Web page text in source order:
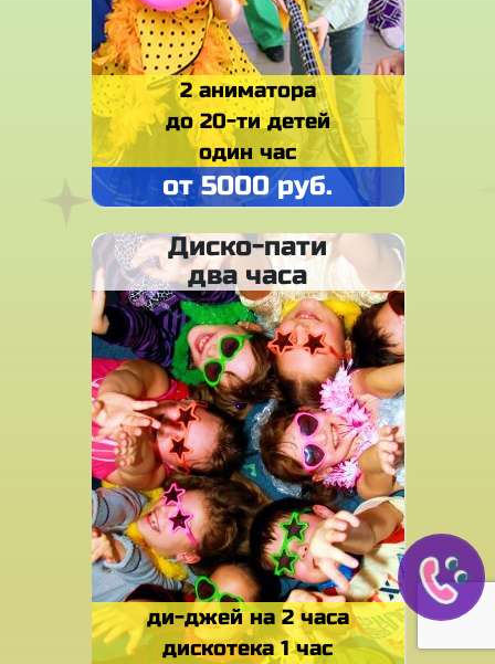
2 аниматора
до 20-ти детей
один час
от 5000 руб.
Диско-пати
два часа
ди-джей на 2 часа
дискотека 1 час